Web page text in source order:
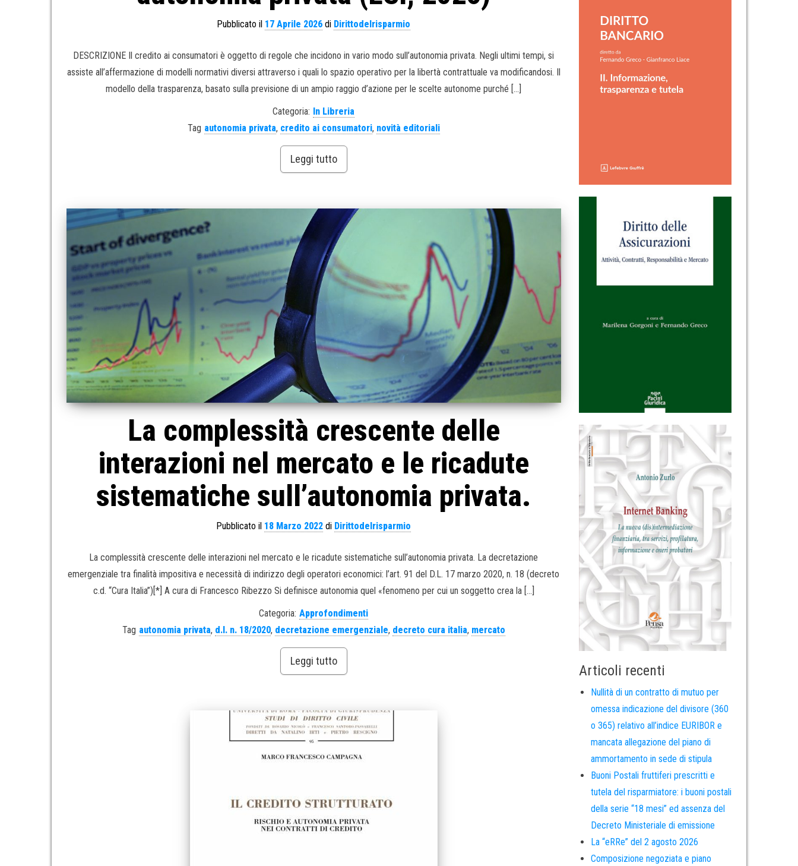
Pubblicato il 17 Aprile 2026 di Dirittodelrisparmio
DESCRIZIONE Il credito ai consumatori è oggetto di regole che incidono in vario modo sull’autonomia privata. Negli ultimi tempi, si
assiste all’affermazione di modelli normativi diversi attraverso i quali lo spazio operativo per la libertà contrattuale va modificandosi. Il
modello della trasparenza, basato sulla previsione di un ampio raggio d’azione per le scelte autonome purché […]
Categoria: In Libreria
Tag autonomia privata, credito ai consumatori, novità editoriali
Leggi tutto
La complessità crescente delle
interazioni nel mercato e le ricadute
sistematiche sull’autonomia privata.
Pubblicato il 18 Marzo 2022 di Dirittodelrisparmio
La complessità crescente delle interazioni nel mercato e le ricadute sistematiche sull’autonomia privata. La decretazione
emergenziale tra finalità impositiva e necessità di indirizzo degli operatori economici: l’art. 91 del D.L. 17 marzo 2020, n. 18 (decreto
c.d. “Cura Italia”)[*] A cura di Francesco Ribezzo Si definisce autonomia quel «fenomeno per cui un soggetto crea la […]
Categoria: Approfondimenti
Tag autonomia privata, d.l. n. 18/2020, decretazione emergenziale, decreto cura italia, mercato
Leggi tutto
Articoli recenti
Nullità di un contratto di mutuo per
omessa indicazione del divisore (360
o 365) relativo all’indice EURIBOR e
mancata allegazione del piano di
ammortamento in sede di stipula
Buoni Postali fruttiferi prescritti e
tutela del risparmiatore: i buoni postali
della serie “18 mesi” ed assenza del
Decreto Ministeriale di emissione
La “eRRe” del 2 agosto 2026
Composizione negoziata e piano